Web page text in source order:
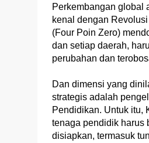
Perkembangan global
kenal dengan
(Four Poin Zero)
dan setiap daerah,
perubahan dan
Dan dimensi yang
strategis adalah
Pendidikan. Untuk itu,
tenaga pendidik harus
disiapkan, termasuk